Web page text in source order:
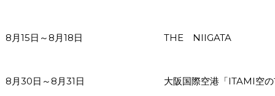
8月15日～8月18日 THE NIIGATA
8月30日～8月31日 大阪国際空港「ITAMI空